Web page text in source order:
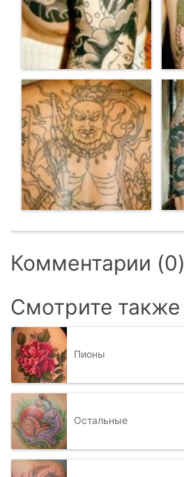
Комментарии (0)
Смотрите также
Пионы
Остальные